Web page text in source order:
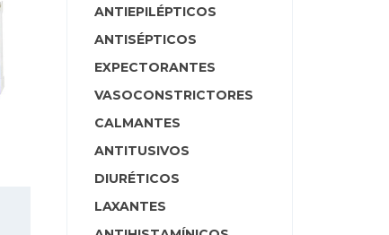
ANTIEPILÉPTICOS
ANTISÉPTICOS
EXPECTORANTES
VASOCONSTRICTORES
CALMANTES
ANTITUSIVOS
DIURÉTICOS
LAXANTES